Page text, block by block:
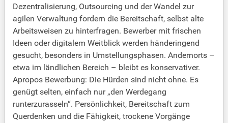
Dezentralisierung, Outsourcing und der Wandel zur
agilen Verwaltung fordern die Bereitschaft, selbst alte
Arbeitsweisen zu hinterfragen. Bewerber mit frischen
Ideen oder digitalem Weitblick werden händeringend
gesucht, besonders in Umstellungsphasen. Andernorts –
etwa im ländlichen Bereich – bleibt es konservativer.
Apropos Bewerbung: Die Hürden sind nicht ohne. Es
genügt selten, einfach nur „den Werdegang
runterzurasseln“. Persönlichkeit, Bereitschaft zum
Querdenken und die Fähigkeit, trockene Vorgänge